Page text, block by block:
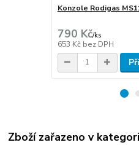
Konzole Rodigas
790 Kč/ks
653 Kč bez DPH
Zboží zařazeno v